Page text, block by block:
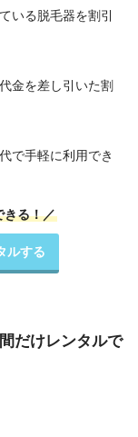
いる脱毛器を割引
金を差し引いた割
で手軽に利用でき
きる！／
ルする
だけレンタルで